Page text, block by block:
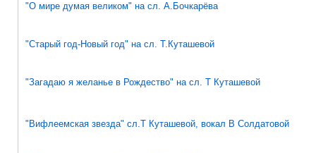
"О мире думая великом" на сл. А.Бочкарёва
"Старый год-Новый год" на сл. Т.Куташевой
"Загадаю я желанье в Рождество" на сл. Т Куташевой
"Вифлеемская звезда" сл.Т Куташевой, вокал В Солдатовой